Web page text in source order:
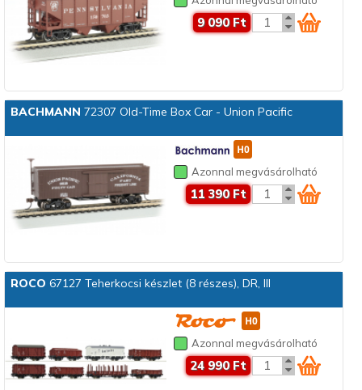
9 090 Ft
BACHMANN 72307 Old-Time Box Car - Union Pacific
Azonnal megvásárolható
11 390 Ft
ROCO 67127 Teherkocsi készlet (8 részes), DR, III
Azonnal megvásárolható
24 990 Ft